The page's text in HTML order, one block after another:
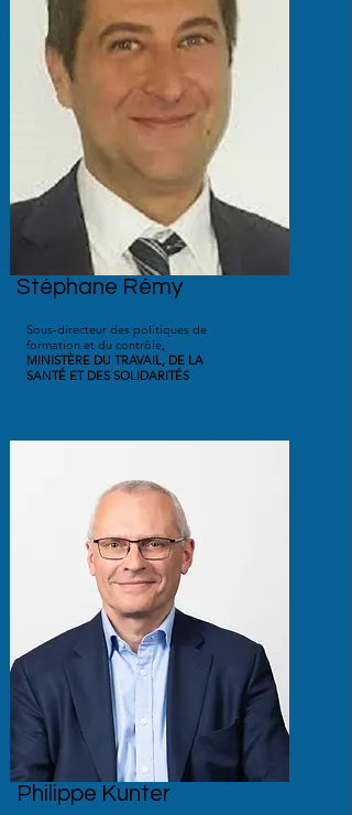
Sous-directeur des politiques de
formation et du contrôle,
MINISTÈRE DU TRAVAIL, DE LA
SANTÉ ET DES SOLIDARITÉS
Stéphane Rémy
Philippe Kunter